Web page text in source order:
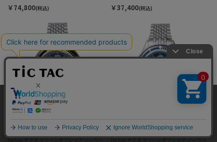
￥74,800(税込) ￥37,400(税込)
Techne テクネ マリーンオフショア ソーラー Techne テクネ マリーンオフショア ソーラー
当サイトではサイトの利便性向上のため、クッキ
ー(cookie)を利用しています。サイトのクッキー
ー」をお読みください。